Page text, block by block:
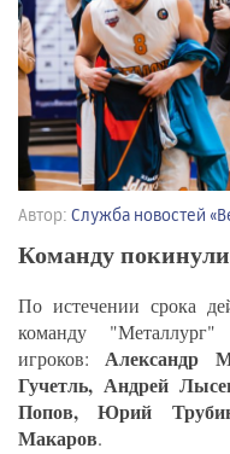
Автор: Служба новостей
Команду
По истечении срока
команду
игроков:Александр
Гучетль, Андрей
Попов, Юрий
Макаров.